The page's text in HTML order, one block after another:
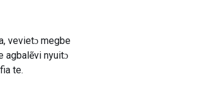
vevietɔ megbe
agbalẽvi nyuitɔ
te.